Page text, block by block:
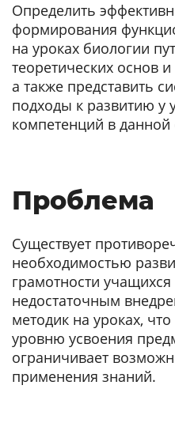
Определить
формирования
на уроках биологии
теоретических основ
а также представить
подходы к развитию у
компетенций в данной
Проблема
Существует
необходимостью
грамотности
недостаточным
методик на уроках,
уровню усвоения
ограничивает
применения знаний.